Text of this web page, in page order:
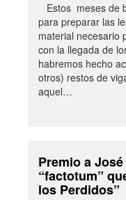
Estos meses de
para preparar las
material necesario
con la llegada de
habremos hecho
otros) restos de
aquel…
Premio a
“factotum”
los Perdidos”